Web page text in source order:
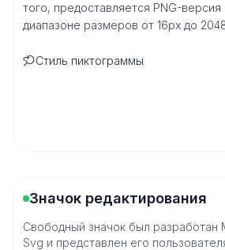
того, предоставляется PNG-версия
диапазоне размеров от 16px до
Стиль пиктограммы
Значок редактирования
Свободный значок был разработан
Svg и представлен его